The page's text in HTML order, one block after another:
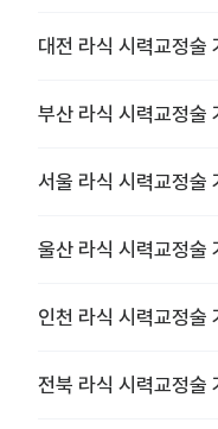
대전 라식 시력교정술
부산 라식 시력교정술
서울 라식 시력교정술
울산 라식 시력교정술
인천 라식 시력교정술
전북 라식 시력교정술